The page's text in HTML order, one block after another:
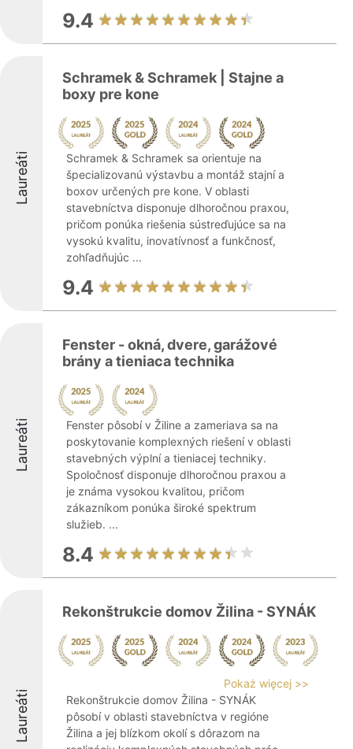
9.4
Laureáti
Schramek & Schramek | Stajne a
boxy pre kone
Schramek & Schramek sa orientuje na
špecializovanú výstavbu a montáž stajní a
boxov určených pre kone. V oblasti
stavebníctva disponuje dlhoročnou praxou,
pričom ponúka riešenia sústreďujúce sa na
vysokú kvalitu, inovatívnosť a funkčnosť,
zohľadňujúc ...
9.4
Laureáti
Fenster - okná, dvere, garážové
brány a tieniaca technika
Fenster pôsobí v Žiline a zameriava sa na
poskytovanie komplexných riešení v oblasti
stavebných výplní a tieniacej techniky.
Spoločnosť disponuje dlhoročnou praxou a
je známa vysokou kvalitou, pričom
zákazníkom ponúka široké spektrum
služieb. ...
8.4
Laureáti
Rekonštrukcie domov Žilina - SYNÁK
Pokaż więcej >>
Rekonštrukcie domov Žilina - SYNÁK
pôsobí v oblasti stavebníctva v regióne
Žilina a jej blízkom okolí s dôrazom na